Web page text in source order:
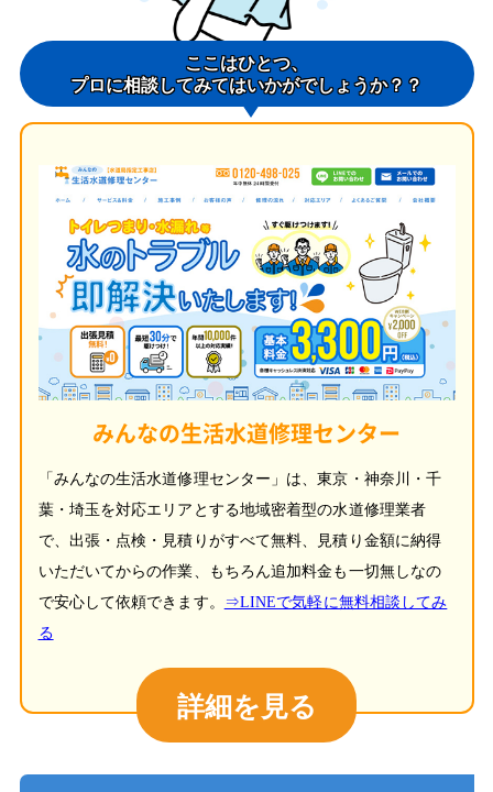
ここはひとつ、
プロに相談してみてはいかがでしょうか？？
みんなの生活水道修理センター
「みんなの生活水道修理センター」は、東京・神奈川・千
葉・埼玉を対応エリアとする地域密着型の水道修理業者
で、出張・点検・見積りがすべて無料、見積り金額に納得
いただいてからの作業、もちろん追加料金も一切無しなの
で安心して依頼できます。
⇒LINEで気軽に無料相談してみ
る
詳細を見る